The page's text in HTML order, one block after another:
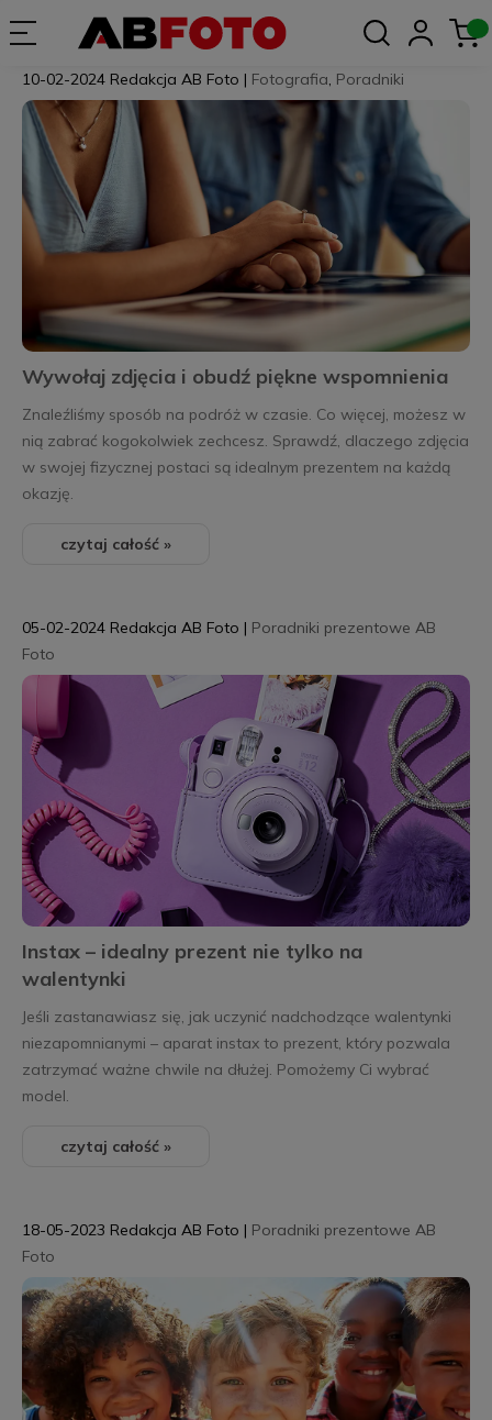
Wywołaj zdjęcia i obudź piękne wspomnienia
10-02-2024 Redakcja AB Foto | Fotografia, Poradniki
Znaleźliśmy sposób na podróż w czasie. Co więcej, możesz w
nią zabrać kogokolwiek zechcesz. Sprawdź, dlaczego zdjęcia
w swojej fizycznej postaci są idealnym prezentem na każdą
okazję.
czytaj całość »
Instax – idealny prezent nie tylko na
walentynki
05-02-2024 Redakcja AB Foto | Poradniki prezentowe AB
Foto
Jeśli zastanawiasz się, jak uczynić nadchodzące walentynki
niezapomnianymi – aparat instax to prezent, który pozwala
zatrzymać ważne chwile na dłużej. Pomożemy Ci wybrać
model.
czytaj całość »
18-05-2023 Redakcja AB Foto | Poradniki prezentowe AB
Foto